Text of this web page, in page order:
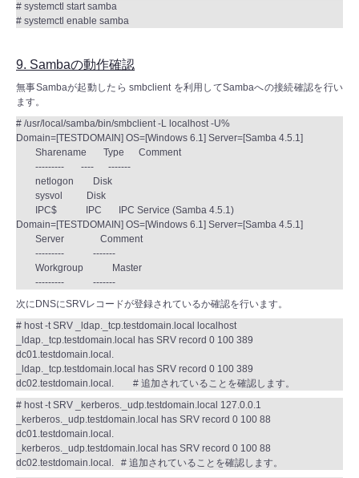
# systemctl start samba
# systemctl enable samba
9. Sambaの動作確認
無事Sambaが起動したら smbclient を利用してSambaへの接続確認を行い
ます。
# /usr/local/samba/bin/smbclient -L localhost -U%
Domain=[TESTDOMAIN] OS=[Windows 6.1] Server=[Samba 4.5.1]
Sharename Type Comment
--------- ---- -------
netlogon Disk
sysvol Disk
IPC$ IPC IPC Service (Samba 4.5.1)
Domain=[TESTDOMAIN] OS=[Windows 6.1] Server=[Samba 4.5.1]
Server Comment
--------- -------
Workgroup Master
--------- -------
次にDNSにSRVレコードが登録されているか確認を行います。
# host -t SRV _ldap._tcp.testdomain.local localhost
_ldap._tcp.testdomain.local has SRV record 0 100 389
dc01.testdomain.local.
_ldap._tcp.testdomain.local has SRV record 0 100 389
dc02.testdomain.local. # 追加されていることを確認します。
# host -t SRV _kerberos._udp.testdomain.local 127.0.0.1
_kerberos._udp.testdomain.local has SRV record 0 100 88
dc01.testdomain.local.
_kerberos._udp.testdomain.local has SRV record 0 100 88
dc02.testdomain.local. # 追加されていることを確認します。